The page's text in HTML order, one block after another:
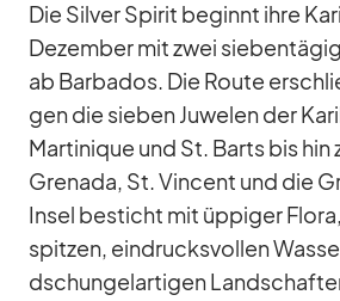
Die Sil­ver Spi­rit be­ginnt ihre
De­zem­ber mit zwei
ab Bar­ba­dos. Die Route
gen die sie­ben Ju­we­len der
Mar­ti­ni­que und St. Barts bis hin
Gre­nada, St. Vin­cent und die
In­sel be­sticht mit üp­pi­ger
spit­zen, ein­drucks­vol­len
dschun­gel­ar­ti­gen